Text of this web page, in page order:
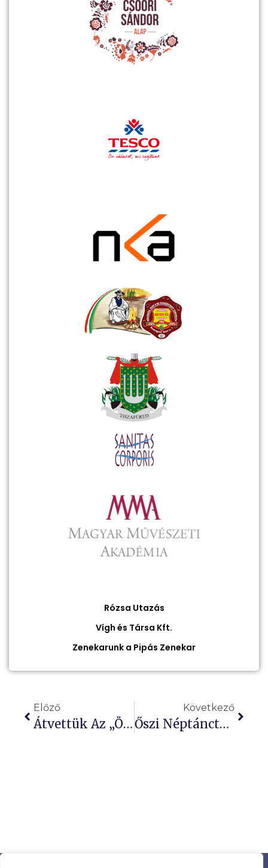
Rózsa Utazás
Vígh és Társa Kft.
Zenekarunk a Pipás Zenekar
Előző
Átvettük Az „Ön Választ, Mi Segítünk” Pályázat Nyereményét
Következő
Őszi Néptánctábor